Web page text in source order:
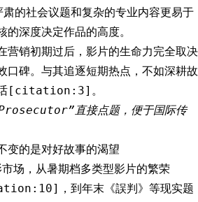
的社会议题和复杂的专业内容更易于
深度决定作品的高度。
营销初期过后，影片的生命力完全取决
口碑。与其追逐短期热点，不如深耕故
话[citation:3]。
直接点题，便于国际传
变的是对好故事的渴望
场，从暑期档多类型影片的繁荣
，到年末《誤判》等现实题